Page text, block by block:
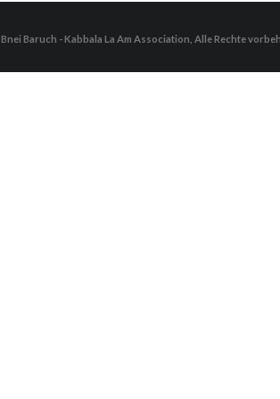
Bnei Baruch - Kabbala La Am Association, Alle Rechte